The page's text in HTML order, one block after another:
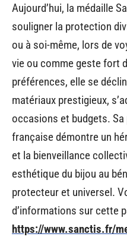
Aujourd’hui, la médaille
souligner la protection
ou à soi-même, lors de
vie ou comme geste fort
préférences, elle se
matériaux prestigieux,
occasions et budgets.
française démontre un
et la bienveillance
esthétique du bijou au
protecteur et universel.
d’informations sur cette
https://www.sanctis.fr/